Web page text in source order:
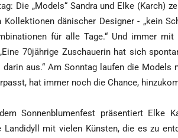
Die „Models“ San­dra und Elke (Karch)
Kol­lek­tio­nen däni­scher Desi­gner - „kein
für alle Tage.“ Und immer
70jährige Zuschaue­rin hat sich
aus.“ Am Sonn­tag lau­fen die Models
hat immer noch die Chan­ce,
Son­nen­blu­men­fest prä­sen­tiert Elke
Land­idyll mit vie­len Küns­ten, die es zu